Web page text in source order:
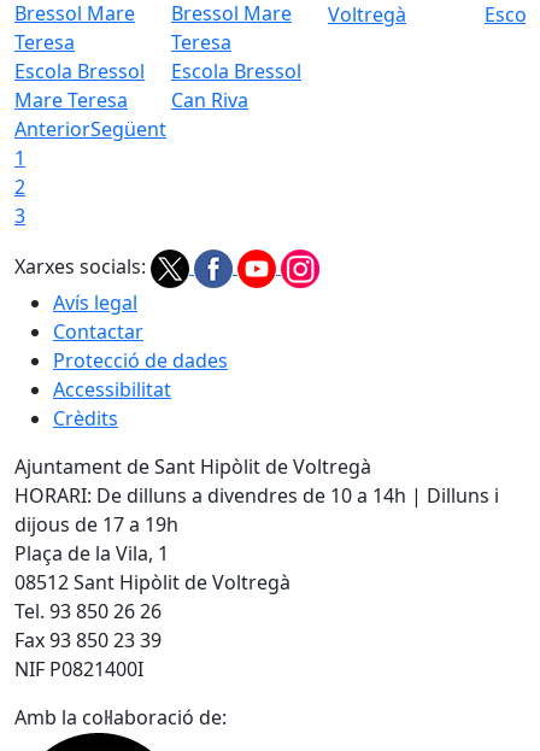
Escola Bressol
Mare Teresa
Escola Bressol
Can Riva
Voltregà
AnteriorSegüent
1
2
3
Xarxes socials:
Avís legal
Contactar
Protecció de dades
Accessibilitat
Crèdits
Ajuntament de Sant Hipòlit de Voltregà
HORARI: De dilluns a divendres de 10 a 14h | Dilluns i
dijous de 17 a 19h
Plaça de la Vila, 1
08512 Sant Hipòlit de Voltregà
Tel. 93 850 26 26
Fax 93 850 23 39
NIF P0821400I
Amb la col·laboració de: